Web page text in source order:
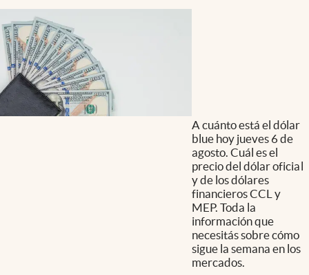
A cuánto está el dólar
blue hoy jueves 6 de
agosto. Cuál es el
precio del dólar oficial
y de los dólares
financieros CCL y
MEP. Toda la
información que
necesitás sobre cómo
sigue la semana en los
mercados.